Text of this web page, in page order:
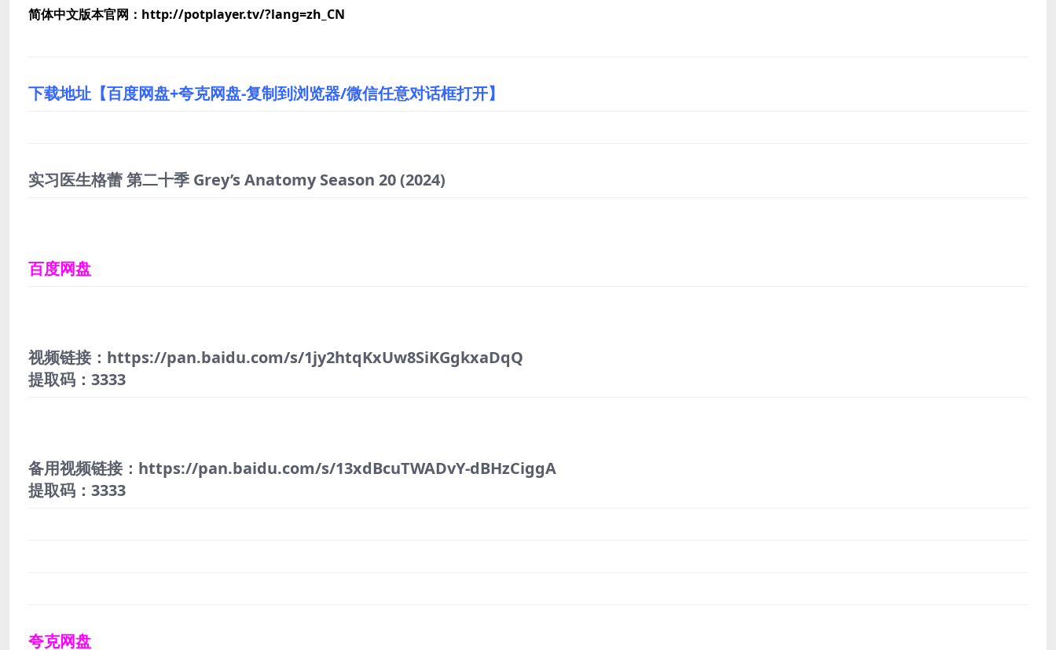
简体中文版本官网：http://potplayer.tv/?lang=zh_CN
下载地址【百度网盘+夸克网盘-复制到浏览器/微信任意对话框打开】
实习医生格蕾 第二十季 Grey’s Anatomy Season 20(2024)
百度网盘
视频链接：https://pan.baidu.com/s/1jy2htqKxUw8SiKGgkxaDqQ
提取码：3333
备用视频链接：https://pan.baidu.com/s/13xdBcuTWADvY-dBHzCiggA
提取码：3333
夸克网盘